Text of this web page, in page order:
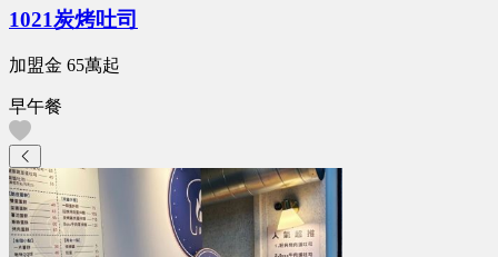
1021炭烤吐司
加盟金 65萬起
早午餐